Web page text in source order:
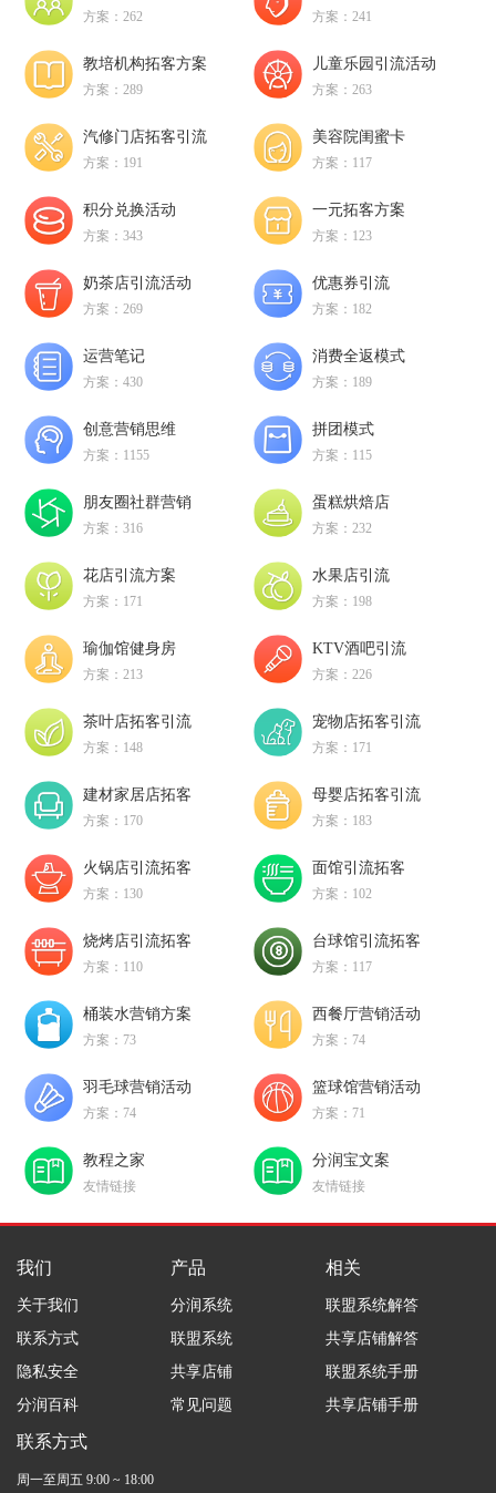
方案：262 方案：241
教培机构拓客方案
方案：289
儿童乐园引流活动
方案：263
汽修门店拓客引流
方案：191
美容院闺蜜卡
方案：117
积分兑换活动
方案：343
一元拓客方案
方案：123
奶茶店引流活动
方案：269
优惠券引流
方案：182
运营笔记
方案：430
消费全返模式
方案：189
创意营销思维
方案：1155
拼团模式
方案：115
朋友圈社群营销
方案：316
蛋糕烘焙店
方案：232
花店引流方案
方案：171
水果店引流
方案：198
瑜伽馆健身房
方案：213
KTV酒吧引流
方案：226
茶叶店拓客引流
方案：148
宠物店拓客引流
方案：171
建材家居店拓客
方案：170
母婴店拓客引流
方案：183
火锅店引流拓客
方案：130
面馆引流拓客
方案：102
烧烤店引流拓客
方案：110
台球馆引流拓客
方案：117
桶装水营销方案
方案：73
西餐厅营销活动
方案：74
羽毛球营销活动
方案：74
篮球馆营销活动
方案：71
教程之家
友情链接
分润宝文案
友情链接
我们
关于我们
联系方式
隐私安全
分润百科
产品
分润系统
联盟系统
共享店铺
常见问题
相关
联盟系统解答
共享店铺解答
联盟系统手册
共享店铺手册
联系方式
周一至周五 9:00 ~ 18:00